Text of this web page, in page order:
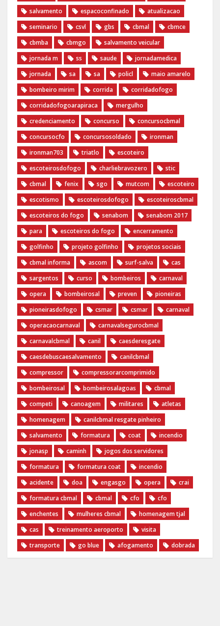
salvamento
espacoconfinado
atualizacao
seminario
csvl gbs cbmal
cbmce
cbmba
cbmgo
salvamento veicular
jornada m
ss saude
jornadamedica
jornada
sa sa policl
maio amarelo
bombeiro mirim
corrida
corridadofogo
corridadofogoarapiraca
mergulho
credenciamento
concurso
concursocbmal
concursocfo
concursosoldado
ironman
ironman703
triatlo
escoteiro
escoteirosdofogo
charliebravozero
stic
cbmal
fenix sgo mutcom
escoteiro
escotismo
escoteirosdofogo
escoteiroscbmal
escoteiros do fogo
senabom
senabom 2017
para
escoteiros do fogo
encerramento
golfinho
projeto golfinho
projetos sociais
cbmal informa
ascom surf-salva
cas
sargentos
curso bombeiros
carnaval
opera
bombeirosal preven
pioneiras
pioneirasdofogo
csmar csmar
carnaval
operacaocarnaval
carnavalsegurocbmal
carnavalcbmal
canil
caesderesgate
caesdebuscaesalvamento
canilcbmal
compressor
compressorarcomprimido
bombeirosal
bombeirosalagoas
cbmal
competi
canoagem militares
atletas
homenagem
canilcbmal resgate pinheiro
salvamento
formatura coat
incendio
jonasp
caminh
jogos dos servidores
formatura
formatura coat
incendio
acidente
doa engasgo opera
crai
formatura cbmal
cbmal cfo
cfo
enchentes
mulheres cbmal
homenagem tjal
cas
treinamento aeroporto
visita
transporte
go blue afogamento dobrada